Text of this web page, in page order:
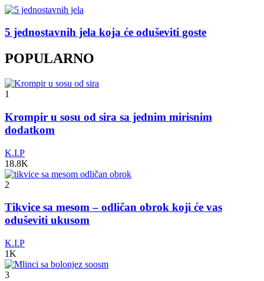
5 jednostavnih jela koja će oduševiti goste
POPULARNO
1
Krompir u sosu od sira sa jednim mirisnim
dodatkom
K.I.P
18.8K
2
Tikvice sa mesom – odličan obrok koji će vas
oduševiti ukusom
K.I.P
1K
3